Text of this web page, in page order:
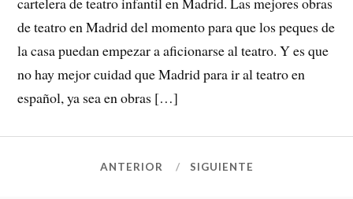
de teatro en Madrid del momento para que los peques de
la casa puedan empezar a aficionarse al teatro. Y es que
no hay mejor cuidad que Madrid para ir al teatro en
español, ya sea en obras […]
ANTERIOR SIGUIENTE